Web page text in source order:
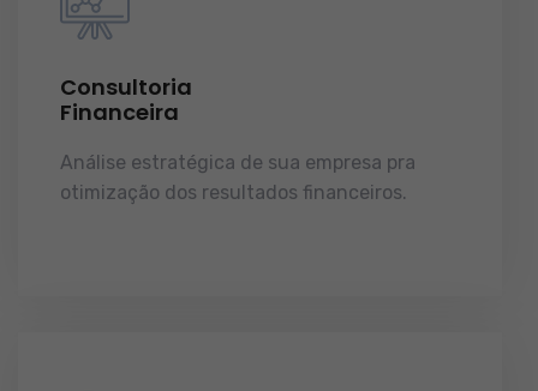
Consultoria
Financeira
Análise estratégica de sua empresa pra
otimização dos resultados financeiros.